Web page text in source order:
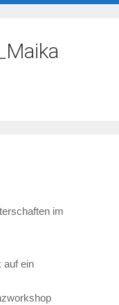
im
auf ein